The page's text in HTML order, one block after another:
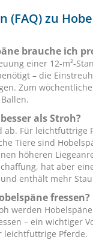
(FAQ) zu
brauche ich
einer 12-m²-
– die
Zum
als Stroh?
ab. Für leichtfuttrige
Tiere sind
höheren
hat aber
enthält mehr
fressen?
werden
– ein wichtiger
leichtfuttrige Pferde.